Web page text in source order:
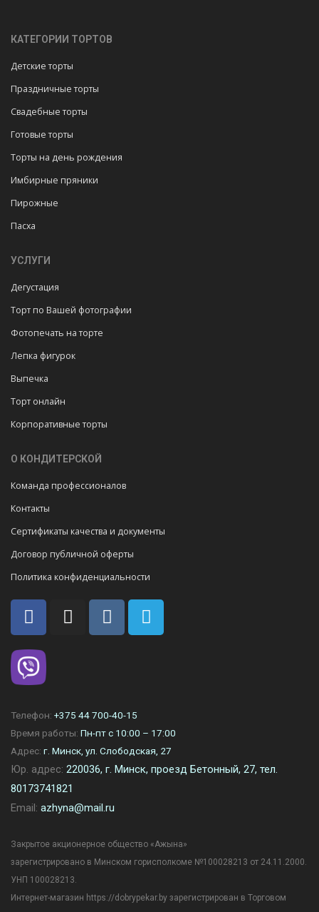
КАТЕГОРИИ ТОРТОВ
Детские торты
Праздничные торты
Свадебные торты
Готовые торты
Торты на день рождения
Имбирные пряники
Пирожные
Пасха
УСЛУГИ
Дегустация
Торт по Вашей фотографии
Фотопечать на торте
Лепка фигурок
Выпечка
Торт онлайн
Корпоративные торты
О КОНДИТЕРСКОЙ
Команда профессионалов
Контакты
Сертификаты качества и документы
Договор публичной оферты
Политика конфиденциальности
Телефон: +375 44 700-40-15
Время работы: Пн-пт с 10:00 – 17:00
Адрес: г. Минск, ул. Слободская, 27
Юр. адрес: 220036, г. Минск, проезд Бетонный, 27, тел.
80173741821
Email: azhyna@mail.ru
Закрытое акционерное общество «Ажына»
зарегистрировано в Минском горисполкоме №100028213 от 24.11.2000.
УНП 100028213.
Интернет-магазин https://dobrypekar.by зарегистрирован в Торговом